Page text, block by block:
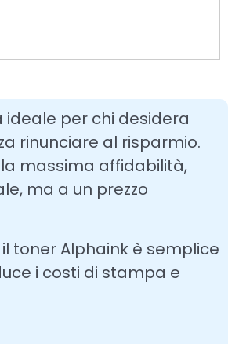
ideale per chi desidera
rinunciare al risparmio.
massima affidabilità,
ma a un prezzo
toner Alphaink è semplice
i costi di stampa e